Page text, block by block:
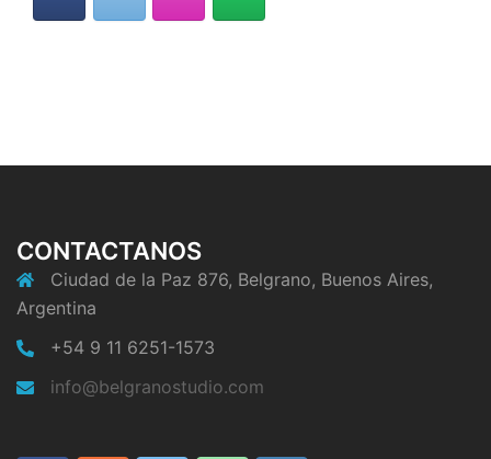
CONTACTANOS
Ciudad de la Paz 876, Belgrano, Buenos Aires,
Argentina
+54 9 11 6251-1573
info@belgranostudio.com